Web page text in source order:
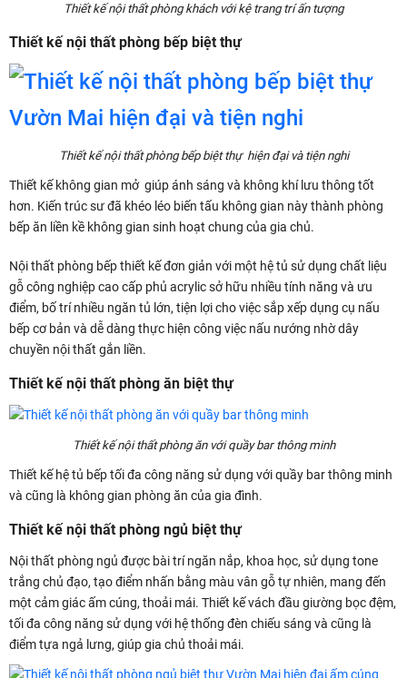
Thiết kế nội thất phòng khách với kệ trang trí ấn tượng
Thiết kế nội thất phòng bếp biệt thự
Thiết kế nội thất phòng bếp biệt thự hiện đại và tiện nghi
Thiết kế không gian mở giúp ánh sáng và không khí lưu thông tốt
hơn. Kiến trúc sư đã khéo léo biến tấu không gian này thành phòng
bếp ăn liền kề không gian sinh hoạt chung của gia chủ.
Nội thất phòng bếp thiết kế đơn giản với một hệ tủ sử dụng chất liệu
gỗ công nghiệp cao cấp phủ acrylic sở hữu nhiều tính năng và ưu
điểm, bố trí nhiều ngăn tủ lớn, tiện lợi cho việc sắp xếp dụng cụ nấu
bếp cơ bản và dễ dàng thực hiện công việc nấu nướng nhờ dây
chuyền nội thất gắn liền.
Thiết kế nội thất phòng ăn biệt thự
Thiết kế nội thất phòng ăn với quầy bar thông minh
Thiết kế hệ tủ bếp tối đa công năng sử dụng với quầy bar thông minh
và cũng là không gian phòng ăn của gia đình.
Thiết kế nội thất phòng ngủ biệt thự
Nội thất phòng ngủ được bài trí ngăn nắp, khoa học, sử dụng tone
trắng chủ đạo, tạo điểm nhấn bằng màu vân gỗ tự nhiên, mang đến
một cảm giác ấm cúng, thoải mái. Thiết kế vách đầu giường bọc đệm,
tối đa công năng sử dụng với hệ thống đèn chiếu sáng và cũng là
điểm tựa ngả lưng, giúp gia chủ thoải mái.